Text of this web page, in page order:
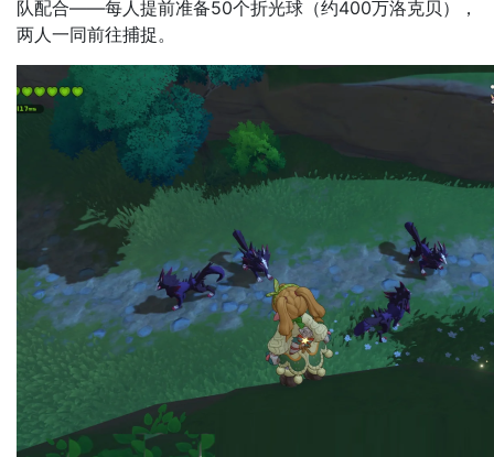
队配合——每人提前准备50个折光球（约400万洛克贝），
两人一同前往捕捉。